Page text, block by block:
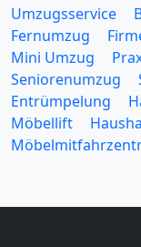
Umzugsservice
Fernumzug
Mini Umzug
Seniorenumzug
Entrümpelung
Möbellift